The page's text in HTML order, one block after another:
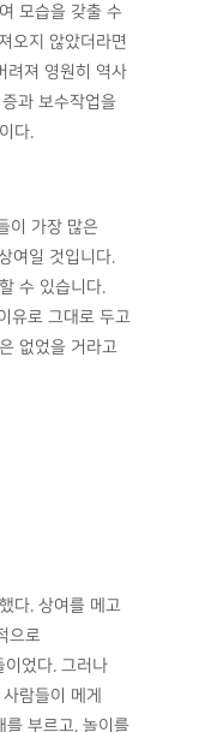
여는 이관호
상여를 기증받고
1994년
동기인 김시덕
5톤 트럭을 빌려
.
그리 꺼려하지
이 망설여질
다 보니 보관만 해
자라고 결심하고
적으로
제작하고,
색도 다시
모습을 갖출 수
오지 않았더라면